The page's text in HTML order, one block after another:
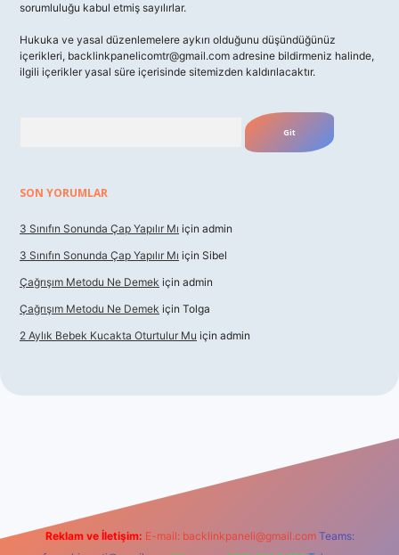
sorumluluğu kabul etmiş sayılırlar.
Hukuka ve yasal düzenlemelere aykırı olduğunu düşündüğünüz
içerikleri, backlinkpanelicomtr@gmail.com adresine bildirmeniz halinde,
ilgili içerikler yasal süre içerisinde sitemizden kaldırılacaktır.
SON YORUMLAR
3 Sınıfın Sonunda Çap Yapılır Mı için admin
3 Sınıfın Sonunda Çap Yapılır Mı için Sibel
Çağrışım Metodu Ne Demek için admin
Çağrışım Metodu Ne Demek için Tolga
2 Aylık Bebek Kucakta Oturtulur Mu için admin
Reklam ve İletişim: E-mail: backlinkpaneli@gmail.com Teams: